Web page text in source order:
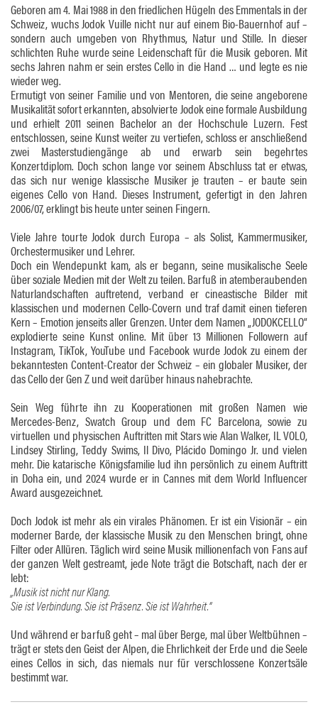
Geboren am 4. Mai 1988 in den friedlichen Hügeln des Emmentals in der
Schweiz, wuchs Jodok Vuille nicht nur auf einem Bio-Bauernhof auf –
sondern auch umgeben von Rhythmus, Natur und Stille. In dieser
schlichten Ruhe wurde seine Leidenschaft für die Musik geboren. Mit
sechs Jahren nahm er sein erstes Cello in die Hand … und legte es nie
wieder weg.
Ermutigt von seiner Familie und von Mentoren, die seine angeborene
Musikalität sofort erkannten, absolvierte Jodok eine formale Ausbildung
und erhielt 2011 seinen Bachelor an der Hochschule Luzern. Fest
entschlossen, seine Kunst weiter zu vertiefen, schloss er anschließend
zwei Masterstudiengänge ab und erwarb sein begehrtes
Konzertdiplom. Doch schon lange vor seinem Abschluss tat er etwas,
das sich nur wenige klassische Musiker je trauten – er baute sein
eigenes Cello von Hand. Dieses Instrument, gefertigt in den Jahren
2006/07, erklingt bis heute unter seinen Fingern.
Viele Jahre tourte Jodok durch Europa – als Solist, Kammermusiker,
Orchestermusiker und Lehrer.
Doch ein Wendepunkt kam, als er begann, seine musikalische Seele
über soziale Medien mit der Welt zu teilen. Barfuß in atemberaubenden
Naturlandschaften auftretend, verband er cineastische Bilder mit
klassischen und modernen Cello-Covern und traf damit einen tieferen
Kern – Emotion jenseits aller Grenzen. Unter dem Namen „JODOKCELLO“
explodierte seine Kunst online. Mit über 13 Millionen Followern auf
Instagram, TikTok, YouTube und Facebook wurde Jodok zu einem der
bekanntesten Content-Creator der Schweiz – ein globaler Musiker, der
das Cello der Gen Z und weit darüber hinaus nahebrachte.
Sein Weg führte ihn zu Kooperationen mit großen Namen wie
Mercedes-Benz, Swatch Group und dem FC Barcelona, sowie zu
virtuellen und physischen Auftritten mit Stars wie Alan Walker, IL VOLO,
Lindsey Stirling, Teddy Swims, Il Divo, Plácido Domingo Jr. und vielen
mehr. Die katarische Königsfamilie lud ihn persönlich zu einem Auftritt
in Doha ein, und 2024 wurde er in Cannes mit dem World Influencer
Award ausgezeichnet.
Doch Jodok ist mehr als ein virales Phänomen. Er ist ein Visionär – ein
moderner Barde, der klassische Musik zu den Menschen bringt, ohne
Filter oder Allüren. Täglich wird seine Musik millionenfach von Fans auf
der ganzen Welt gestreamt, jede Note trägt die Botschaft, nach der er
lebt:
„Musik ist nicht nur Klang.
Sie ist Verbindung. Sie ist Präsenz. Sie ist Wahrheit.“
Und während er barfuß geht – mal über Berge, mal über Weltbühnen –
trägt er stets den Geist der Alpen, die Ehrlichkeit der Erde und die Seele
eines Cellos in sich, das niemals nur für verschlossene Konzertsäle
bestimmt war.